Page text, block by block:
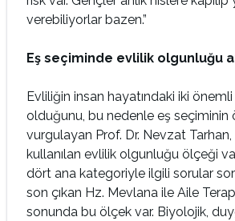
verebiliyorlar bazen.”
Eş seçiminde evlilik olgunluğu
Evliliğin insan hayatındaki iki
olduğunu, bu nedenle eş seçiminin
vurgulayan Prof. Dr. Nevzat Tarhan,
kullanılan evlilik olgunluğu ölçeği
dört ana kategoriyle ilgili sorular
son çıkan Hz. Mevlana ile Aile
sonunda bu ölçek var. Biyolojik,